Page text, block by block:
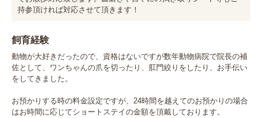
持参頂ければ対応させて頂きます！
飼育経験
動物が大好きだったので、資格はないですが数年動物病院で院長の補
佐として、ワンちゃんの爪を切ったり、肛門絞りをしたり、お手伝い
をしてきました。
お預かりする時の料金設定ですが、24時間を越えてのお預かりの場合
はお時間に応じてショートステイの金額を頂戴しております。